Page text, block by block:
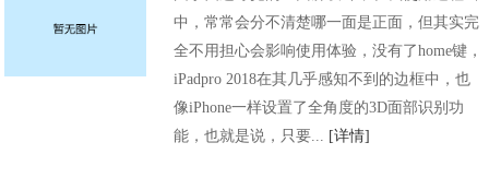
中，常常会分不清楚哪一面是正面，但其实完
全不用担心会影响使用体验，没有了home键，
iPadpro 2018在其几乎感知不到的边框中，也
像iPhone一样设置了全角度的3D面部识别功
能，也就是说，只要...
[详情]